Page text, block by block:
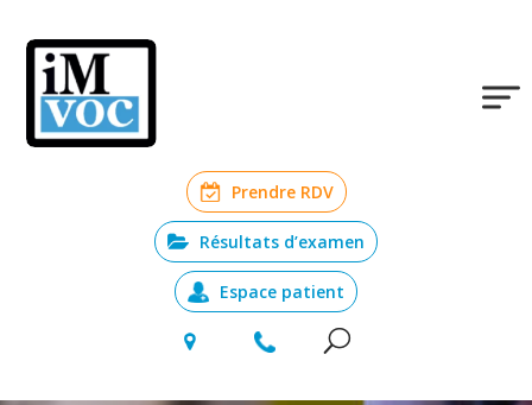
Prendre RDV
Résultats d’examen
Espace patient